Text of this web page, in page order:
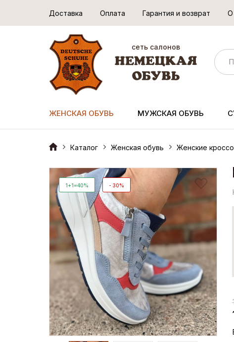
Доставка Оплата Гарантия и возврат О
сеть салонов
ЖЕНСКАЯ ОБУВЬ МУЖСКАЯ ОБУВЬ
Каталог Женская обувь Женские
1+1=40% - 30%